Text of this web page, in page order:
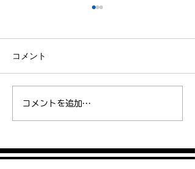
インターハイ2026 SHARKS
Jr.藤原虎太朗 が男子1500m
コメント
コメントを追加…